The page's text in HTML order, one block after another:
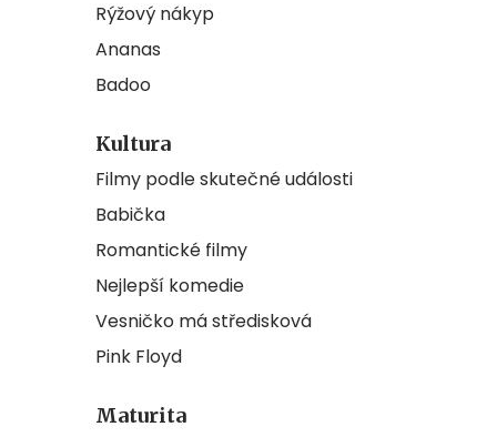
Rýžový nákyp
Ananas
Badoo
Kultura
Filmy podle skutečné události
Babička
Romantické filmy
Nejlepší komedie
Vesničko má středisková
Pink Floyd
Maturita